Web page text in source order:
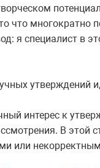
что
я специалист в
утверждений
интерес к
В этой
или